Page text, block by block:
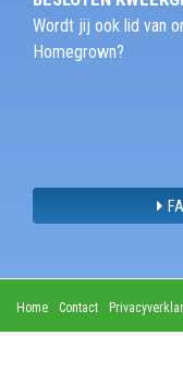
Wordt jij ook lid van
Homegrown?
Home Contact